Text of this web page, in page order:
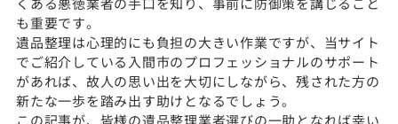
も重要です。
遺品整理は心理的にも負担の大きい作業ですが、当サイト
でご紹介している入間市のプロフェッショナルのサポート
があれば、故人の思い出を大切にしながら、残された方の
新たな一歩を踏み出す助けとなるでしょう。